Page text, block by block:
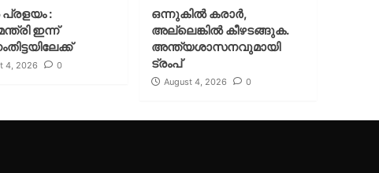
പ്രളയം :
ഇന്ന്
4, 2026 0
ഒന്നുകില്‍ കരാര്‍,
അല്ലെങ്കില്‍ കീഴടങ്ങുക.
അന്ത്യശാസനവുമായി
ട്രംപ്
August 4, 2026 0